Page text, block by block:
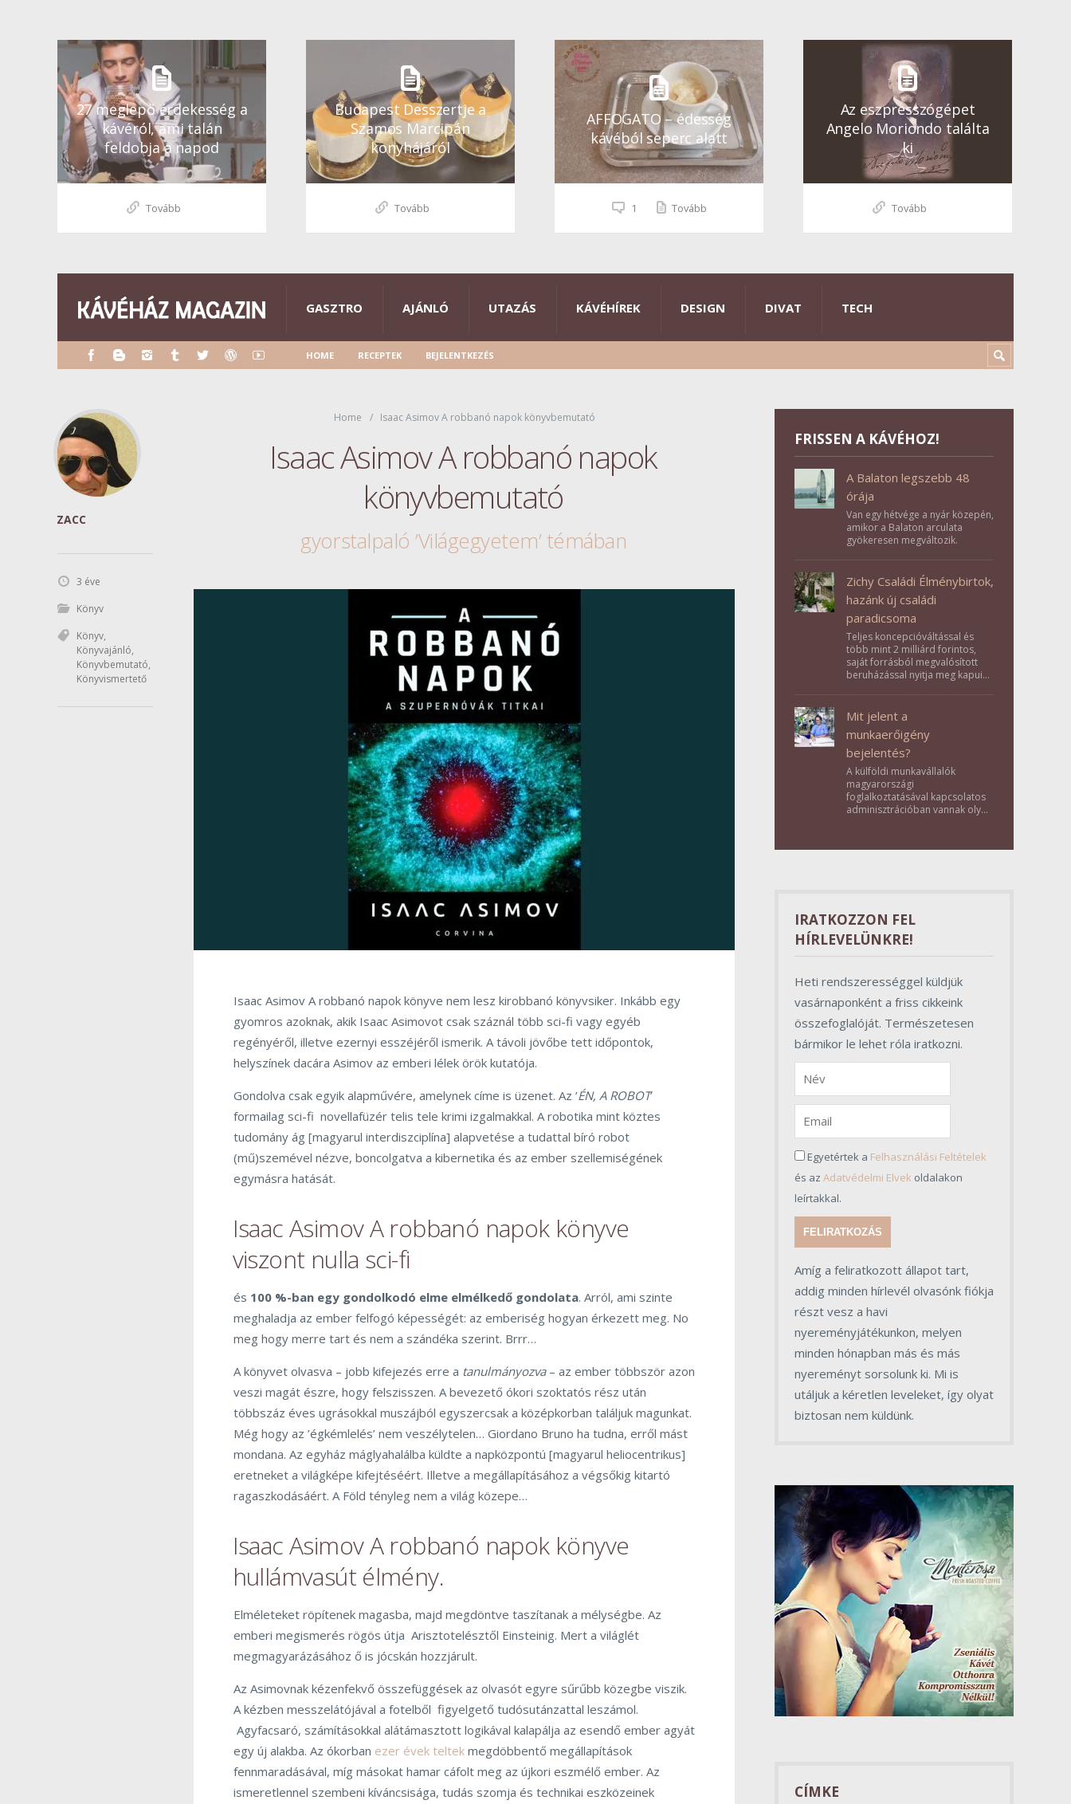
27 meglepő érdekesség a
kávéról, ami talán
feldobja a napod
Tovább
Budapest Desszertje a
Szamos Marcipán
konyhájáról
Tovább
AFFOGATO – édesség
kávéból seperc alatt
1 Tovább
Az eszpresszógépet
Angelo Moriondo találta
ki
Tovább
GASZTRO AJÁNLÓ UTAZÁS KÁVÉHÍREK DESIGN DIVAT TECH
HOME RECEPTEK BEJELENTKEZÉS
Home Isaac Asimov A robbanó napok könyvbemutató
Isaac Asimov A robbanó napok
könyvbemutató
gyorstalpaló ’Világegyetem’ témában
Isaac Asimov A robbanó napok könyve nem lesz kirobbanó könyvsiker. Inkább egy
gyomros azoknak, akik Isaac Asimovot csak száznál több sci-fi vagy egyéb
regényéről, illetve ezernyi esszéjéről ismerik. A távoli jövőbe tett időpontok,
helyszínek dacára Asimov az emberi lélek örök kutatója.
Gondolva csak egyik alapművére, amelynek címe is üzenet. Az ’ÉN, A ROBOT’
formailag sci-fi novellafüzér telis tele krimi izgalmakkal. A robotika mint köztes
tudomány ág [magyarul interdiszciplína] alapvetése a tudattal bíró robot
(mű)szemével nézve, boncolgatva a kibernetika és az ember szellemiségének
egymásra hatását.
Isaac Asimov A robbanó napok könyve
viszont nulla sci-fi
és 100 %-ban egy gondolkodó elme elmélkedő gondolata. Arról, ami szinte
meghaladja az ember felfogó képességét: az emberiség hogyan érkezett meg. No
meg hogy merre tart és nem a szándéka szerint. Brrr…
A könyvet olvasva – jobb kifejezés erre a tanulmányozva– az ember többször azon
veszi magát észre, hogy felszisszen. A bevezető ókori szoktatós rész után
többszáz éves ugrásokkal muszájból egyszercsak a középkorban találjuk magunkat.
Még hogy az ’égkémlelés’ nem veszélytelen… Giordano Bruno ha tudna, erről mást
mondana. Az egyház máglyahalálba küldte a napközpontú [magyarul heliocentrikus]
eretneket a világképe kifejtéséért. Illetve a megállapításához a végsőkig kitartó
ragaszkodásáért. A Föld tényleg nem a világ közepe…
Isaac Asimov A robbanó napok könyve
hullámvasút élmény.
Elméleteket röpítenek magasba, majd megdöntve taszítanak a mélységbe. Az
emberi megismerés rögös útja Arisztotelésztől Einsteinig. Mert a világlét
megmagyarázásához ő is jócskán hozzjárult.
Az Asimovnak kézenfekvő összefüggések az olvasót egyre sűrűbb közegbe viszik.
A kézben messzelátójával a fotelből figyelgető tudósutánzattal leszámol.
Agyfacsaró, számításokkal alátámasztott logikával kalapálja az esendő ember agyát
egy új alakba. Az ókorban ezer évek teltek megdöbbentő megállapítások
fennmaradásával, míg másokat hamar cáfolt meg az újkori eszmélő ember. Az
ismeretlennel szembeni kíváncsisága, tudás szomja és technikai eszközeinek
ZACC
3 éve
Könyv
Könyv,
Könyvajánló,
Könyvbemutató,
Könyvismertető
FRISSEN A KÁVÉHOZ!
A Balaton legszebb 48
órája
Van egy hétvége a nyár közepén,
amikor a Balaton arculata
gyökeresen megváltozik.
Zichy Családi Élménybirtok,
hazánk új családi
paradicsoma
Teljes koncepcióváltással és
több mint 2 milliárd forintos,
saját forrásból megvalósított
beruházással nyitja meg kapuit a
Élménybirtok a mai napon.
Mit jelent a
munkaerőigény
bejelentés?
A külföldi munkavállalók
magyarországi
foglalkoztatásával kapcsolatos
adminisztrációban vannak olyan
valójában azonban
IRATKOZZON FEL
HÍRLEVELÜNKRE!
Heti rendszerességgel küldjük
vasárnaponként a friss cikkeink
összefoglalóját. Természetesen
bármikor le lehet róla iratkozni.
Egyetértek a Felhasználási Feltételek
és az Adatvédelmi Elvek oldalakon
leírtakkal.
FELIRATKOZÁS
Amíg a feliratkozott állapot tart,
addig minden hírlevél olvasónk fiókja
részt vesz a havi
nyereményjátékunkon, melyen
minden hónapban más és más
nyereményt sorsolunk ki. Mi is
utáljuk a kéretlen leveleket, így olyat
biztosan nem küldünk.
CÍMKE